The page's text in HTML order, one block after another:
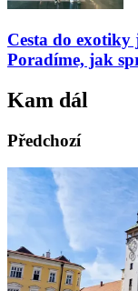
Cesta do exotiky
Poradíme, jak
Kam dál
Předchozí